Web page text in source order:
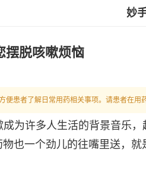
妙
摆脱咳嗽烦恼
患者了解日常用药相关事项。请患者在用
为许多人生活的背景音乐
一个劲儿的往嘴里送，就